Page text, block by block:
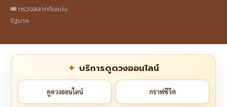
🎟️ ตรวจสลากกินแบ่ง
รัฐบาล
บริการดูดวงออนไลน์
ดูดวงออนไลน์ กราฟชีวิต